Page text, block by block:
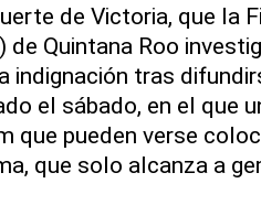
de Victoria, que la
de Quintana Roo
indignación tras
el sábado, en el que
que pueden verse
que solo alcanza a